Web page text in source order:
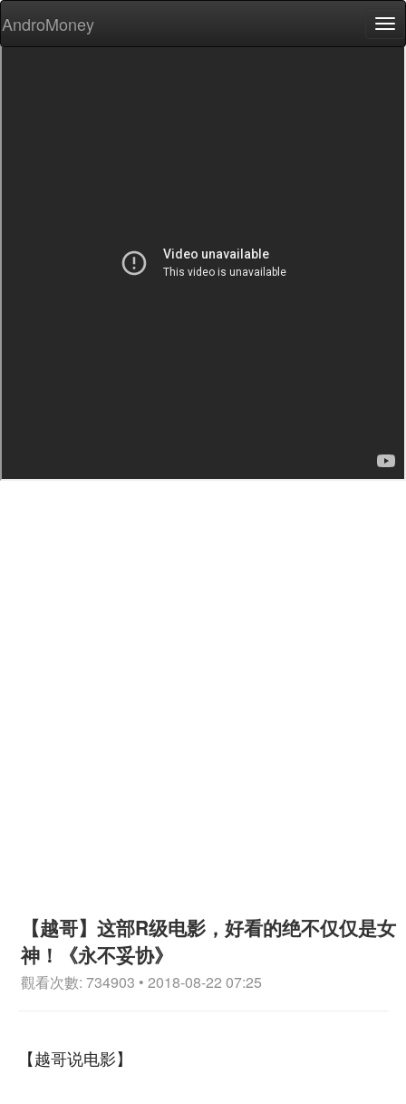
AndroMoney
【越哥】这部R级电影，好看的绝不仅仅是女
神！《永不妥协》
觀看次數: 734903 • 2018-08-22 07:25
【越哥说电影】